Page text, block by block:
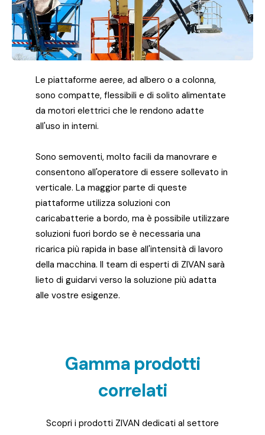
Le piattaforme aeree, ad albero o a colonna,
sono compatte, flessibili e di solito alimentate
da motori elettrici che le rendono adatte
all'uso in interni.
Sono semoventi, molto facili da manovrare e
consentono all'operatore di essere sollevato in
verticale. La maggior parte di queste
piattaforme utilizza soluzioni con
caricabatterie a bordo, ma è possibile utilizzare
soluzioni fuori bordo se è necessaria una
ricarica più rapida in base all'intensità di lavoro
della macchina. Il team di esperti di ZIVAN sarà
lieto di guidarvi verso la soluzione più adatta
alle vostre esigenze.
Gamma prodotti
correlati
Scopri i prodotti ZIVAN dedicati al settore